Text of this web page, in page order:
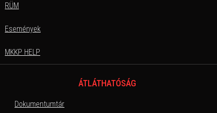
RÜM
Események
MKKP HELP
ÁTLÁTHATÓSÁG
Dokumentumtár